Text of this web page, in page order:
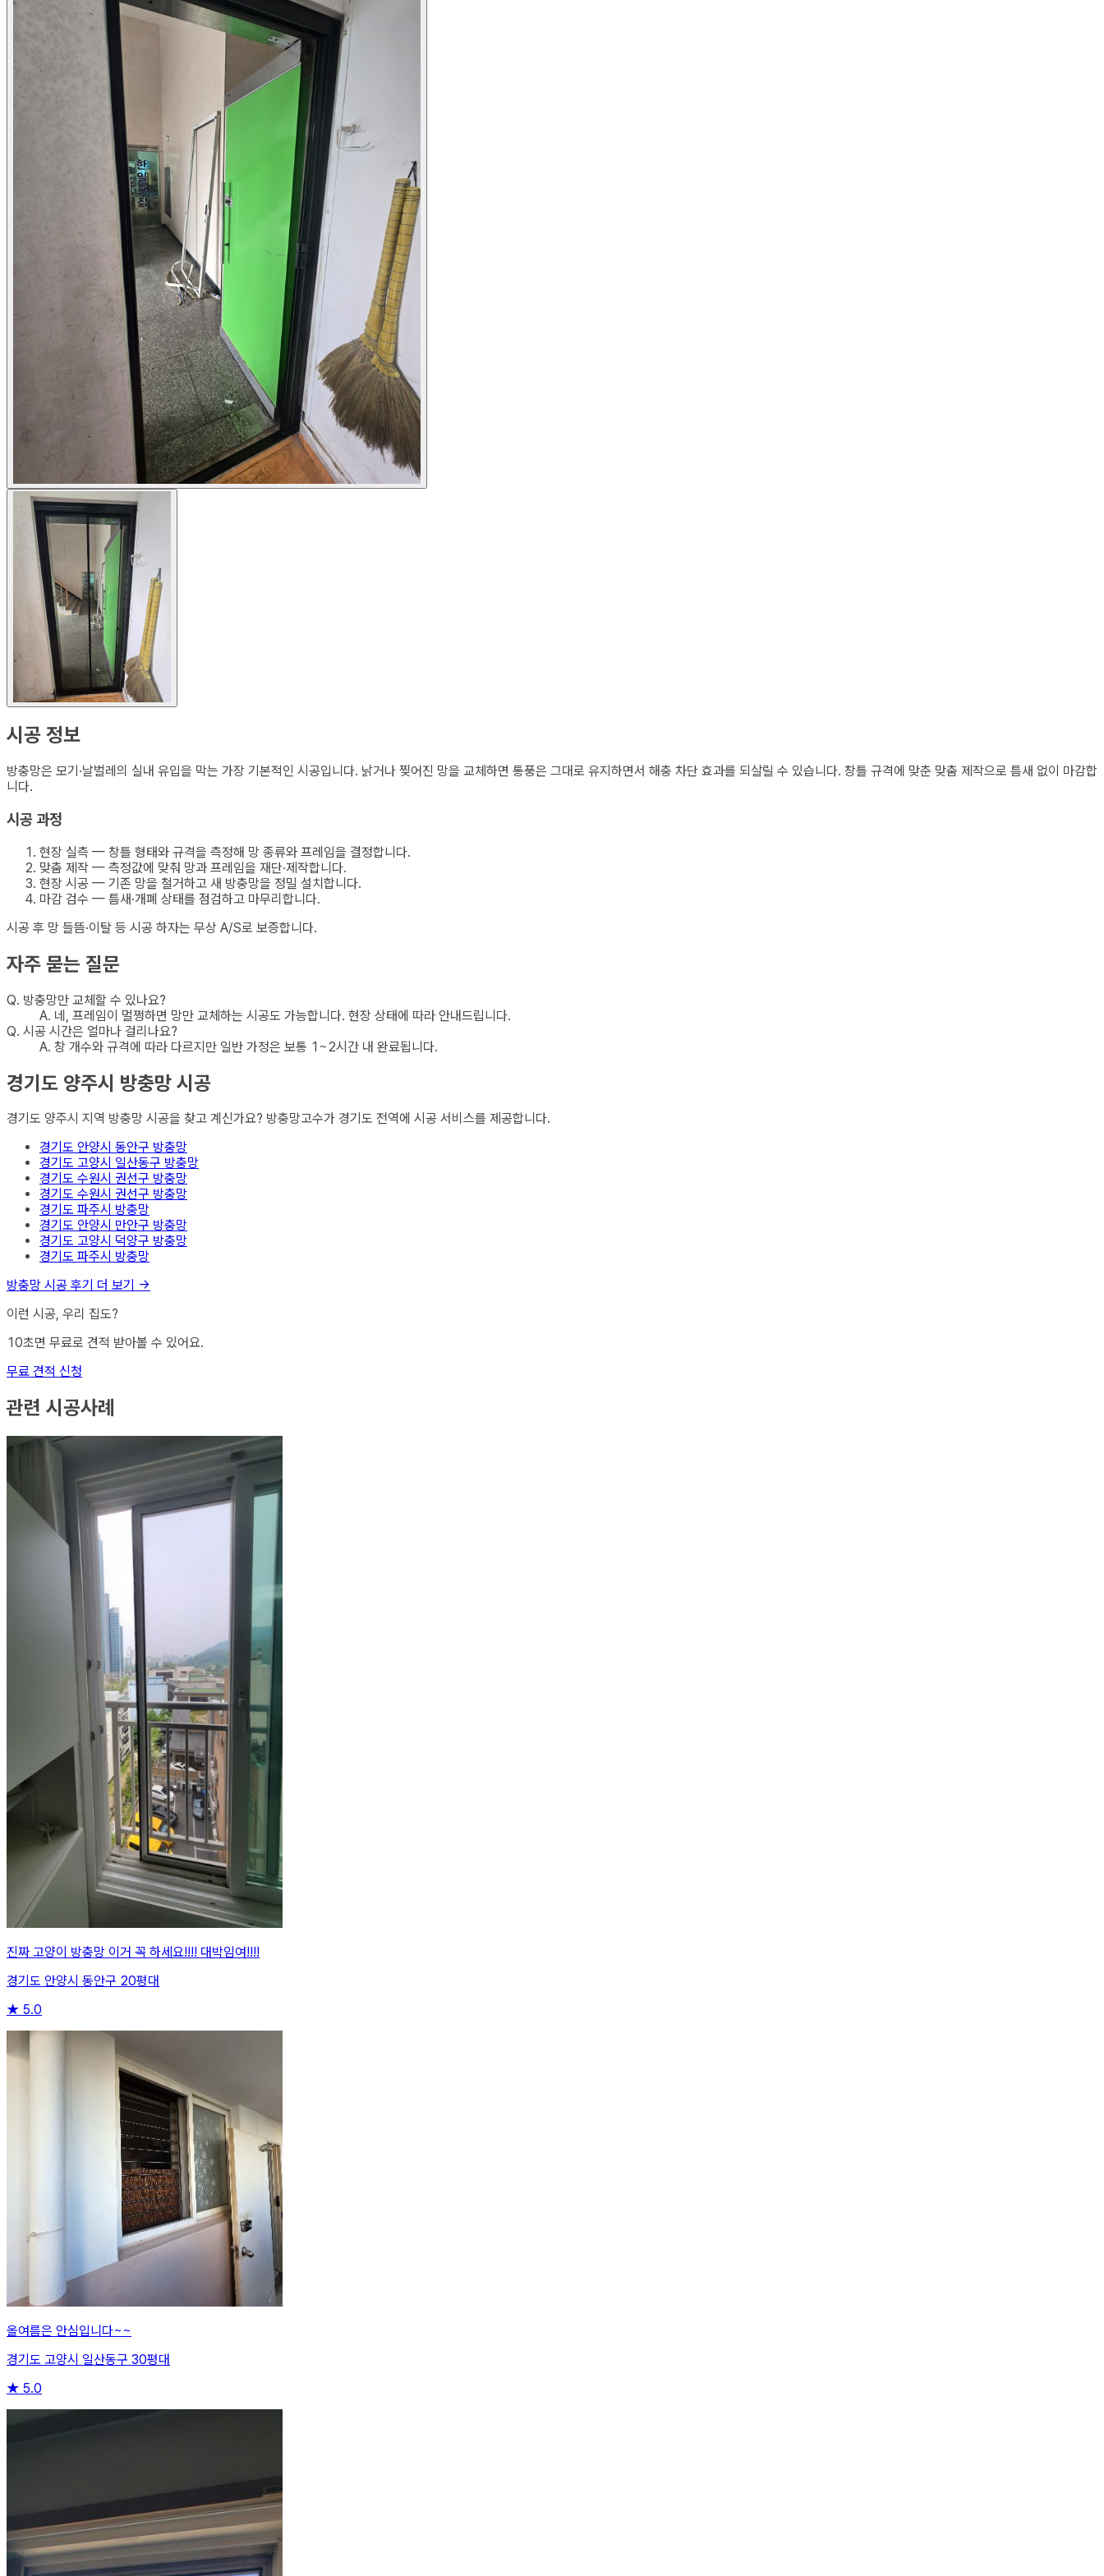
시공 정보
방충망은 모기·날벌레의 실내 유입을 막는 가장 기본적인 시공입니다. 낡거나 찢어진 망을 교체하면 통풍은 그대로 유지하면서 해충 차단 효과를 되살릴 수 있습니다. 창틀 규격에 맞춘 맞춤 제작으로 틈새 없이 마감합
니다.
시공 과정
현장 실측 — 창틀 형태와 규격을 측정해 망 종류와 프레임을 결정합니다.
맞춤 제작 — 측정값에 맞춰 망과 프레임을 재단·제작합니다.
현장 시공 — 기존 망을 철거하고 새 방충망을 정밀 설치합니다.
마감 검수 — 틈새·개폐 상태를 점검하고 마무리합니다.
시공 후 망 들뜸·이탈 등 시공 하자는 무상 A/S로 보증합니다.
자주 묻는 질문
Q. 방충망만 교체할 수 있나요?
A. 네, 프레임이 멀쩡하면 망만 교체하는 시공도 가능합니다. 현장 상태에 따라 안내드립니다.
Q. 시공 시간은 얼마나 걸리나요?
A. 창 개수와 규격에 따라 다르지만 일반 가정은 보통 1~2시간 내 완료됩니다.
경기도 양주시 방충망 시공
경기도 양주시 지역 방충망 시공을 찾고 계신가요? 방충망고수가 경기도 전역에 시공 서비스를 제공합니다.
경기도 안양시 동안구 방충망
경기도 고양시 일산동구 방충망
경기도 수원시 권선구 방충망
경기도 수원시 권선구 방충망
경기도 파주시 방충망
경기도 안양시 만안구 방충망
경기도 고양시 덕양구 방충망
경기도 파주시 방충망
방충망 시공 후기 더 보기 →
이런 시공, 우리 집도?
10초면 무료로 견적 받아볼 수 있어요.
무료 견적 신청
관련 시공사례
진짜 고양이 방충망 이거 꼭 하세요!!!! 대박임여!!!!
경기도 안양시 동안구 20평대
★ 5.0
올여름은 안심입니다~~
경기도 고양시 일산동구 30평대
★ 5.0